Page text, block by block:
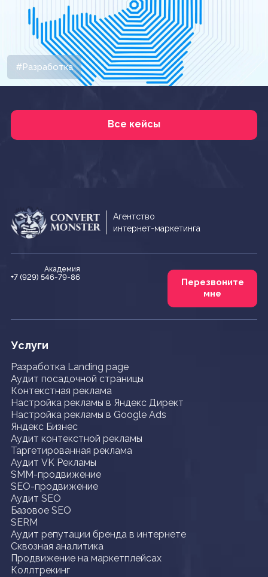
#Разработка
Все кейсы
Агентство
интернет-маркетинга
Академия
+7 (929) 546-79-86
Перезвоните
мне
Услуги
Разработка Landing page
Аудит посадочной страницы
Контекстная реклама
Настройка рекламы в Яндекс Директ
Настройка рекламы в Google Ads
Яндекс Бизнес
Аудит контекстной рекламы
Таргетированная реклама
Аудит VK Рекламы
SMM-продвижение
SEO-продвижение
Аудит SEO
Базовое SEO
SERM
Аудит репутации бренда в интернете
Сквозная аналитика
Продвижение на маркетплейсах
Коллтрекинг